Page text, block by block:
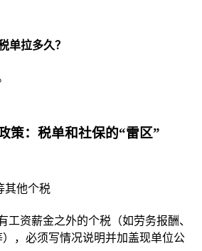
单拉多久？
策：税单和社保的“雷区”
其他个税
工资薪金之外的个税（如劳务报酬、
，必须写情况说明并加盖现单位公